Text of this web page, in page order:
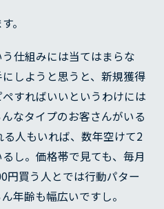
。
仕組みには当てはまらな
しようと思うと、新規獲得
すればいいというわけには
なタイプのお客さんがいる
人もいれば、数年空けて2
し。価格帯で見ても、毎月
円買う人とでは行動パター
年齢も幅広いですし。